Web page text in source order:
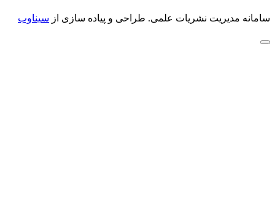
سامانه مدیریت نشریات علمی. طراحی و پیاده سازی از سیناوب